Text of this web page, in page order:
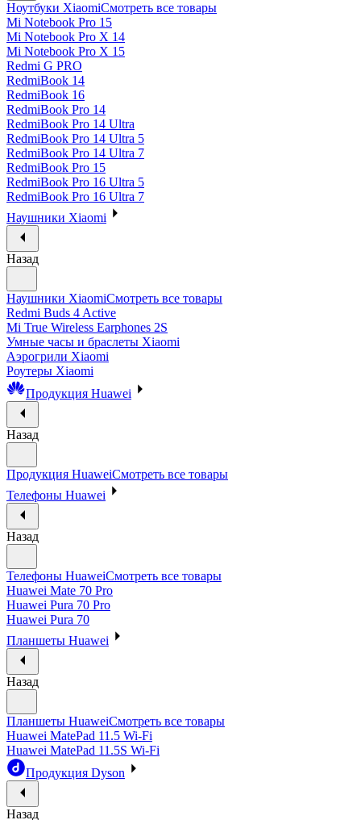
Ноутбуки XiaomiСмотреть все товары
Mi Notebook Pro 15
Mi Notebook Pro X 14
Mi Notebook Pro X 15
Redmi G PRO
RedmiBook 14
RedmiBook 16
RedmiBook Pro 14
RedmiBook Pro 14 Ultra
RedmiBook Pro 14 Ultra 5
RedmiBook Pro 14 Ultra 7
RedmiBook Pro 15
RedmiBook Pro 16 Ultra 5
RedmiBook Pro 16 Ultra 7
Наушники Xiaomi
Назад
Наушники XiaomiСмотреть все товары
Redmi Buds 4 Active
Mi True Wireless Earphones 2S
Умные часы и браслеты Xiaomi
Аэрогрили Xiaomi
Роутеры Xiaomi
Продукция Huawei
Назад
Продукция HuaweiСмотреть все товары
Телефоны Huawei
Назад
Телефоны HuaweiСмотреть все товары
Huawei Mate 70 Pro
Huawei Pura 70 Pro
Huawei Pura 70
Планшеты Huawei
Назад
Планшеты HuaweiСмотреть все товары
Huawei MatePad 11.5 Wi-Fi
Huawei MatePad 11.5S Wi-Fi
Продукция Dyson
Назад